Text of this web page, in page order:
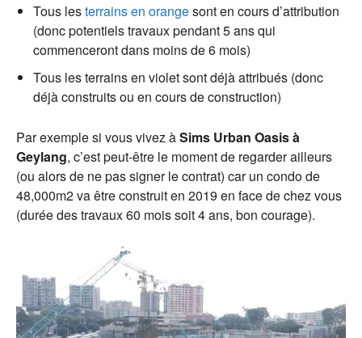
Tous lesterrains en orangesont en cours d’attribution
(donc potentiels travaux pendant 5 ans qui
commenceront dans moins de 6 mois)
Tous les terrains en violet sont déjà attribués (donc
déjà construits ou en cours de construction)
Par exemple si vous vivez àSims Urban Oasis à
Geylang, c’est peut-être le moment de regarder ailleurs
(ou alors de ne pas signer le contrat) car un condo de
48,000m2 va être construit en 2019 en face de chez vous
(durée des travaux 60 mois soit 4 ans, bon courage).